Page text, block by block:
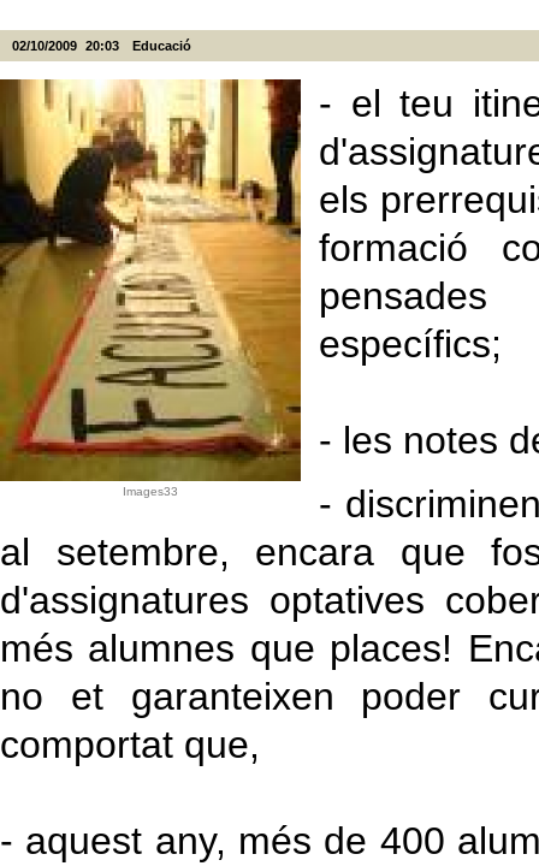
02/10/2009 20:03 Educació
Images33
- el teu
els
formació
específics;
- les notes
-
al setembre, encara que
d'assignatures optatives
més alumnes que places!
no et garanteixen poder
comportat que,
- aquest any, més de 400